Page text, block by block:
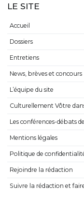
LE SITE
Accueil
Dossiers
Entretiens
News, brèves et concours
L’équipe du site
Culturellement Vôtre
Les conférences-débats
Mentions légales
Politique de
Rejoindre la rédaction
Suivre la rédaction et